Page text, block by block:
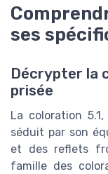
ses
Décrypter la
prisée
La coloration
séduit par son
et des reflets
famille des